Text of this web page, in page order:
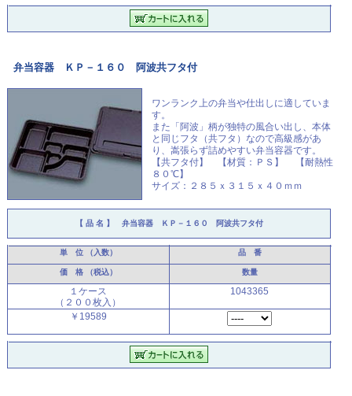
弁当容器 ＫＰ－１６０ 阿波共フタ付
ワンランク上の弁当や仕出しに適していま
す。
また「阿波」柄が独特の風合い出し、本体
と同じフタ（共フタ）なので高級感があ
り、嵩張らず詰めやすい弁当容器です。
【共フタ付】 【材質：ＰＳ】 【耐熱性
８０℃】
サイズ：２８５ｘ３１５ｘ４０ｍｍ
【 品 名 】 弁当容器 ＫＰ－１６０ 阿波共フタ付
単 位（入数） 品 番
価 格（税込） 数量
１ケース
（２００枚入）
1043365
￥19589